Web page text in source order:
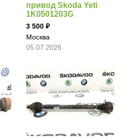
привод Skoda Yeti
1K0501203G
3 500
Москва
05.07.2026